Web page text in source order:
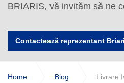
BRIARIS, vă invităm să ne
Contactează reprezentant
Home Blog Livrare